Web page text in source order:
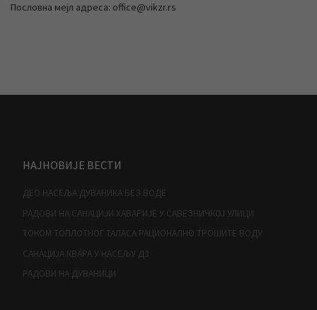
Пословна мејл адреса: office@vikzr.rs
НАЈНОВИЈЕ ВЕСТИ
ДЕО НАСЕЉА ДУВАНИКА БЕЗ ВОДЕ
РАДОВИ НА САНАЦИЈИ ХАВАРИЈЕ У САВЕЗНИЧКОЈ УЛИЦИ
ТОКОМ ТОПЛОТНОГ ТАЛАСА РАЦИОНАЛНО ТРОШИТЕ ВОДУ
САНАЦИЈА КВАРА У НАСЕЉУ Д3
РАДОВИ НА ДУВАНИЦИ